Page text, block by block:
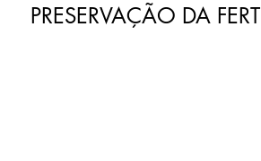
PRESERVAÇÃO DA